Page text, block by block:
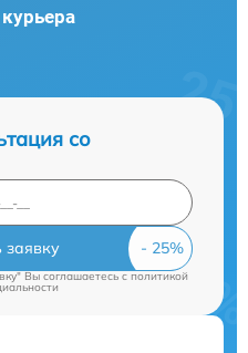
со
заявку
Вы соглашаетесь cполитикой